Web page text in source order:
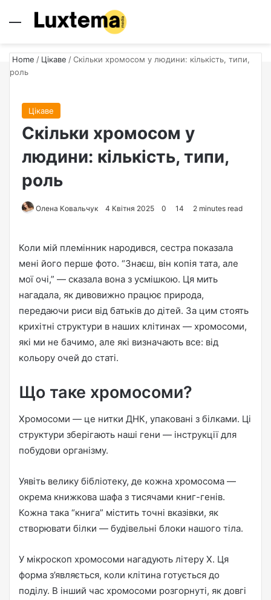
Menu
Home / Цікаве /Скільки хромосом у людини: кількість, типи,
роль
Цікаве
Скільки хромосом у
людини: кількість, типи,
роль
Олена Ковальчук
d
a
n
e
m
a
4 Квітня 2025 0 14 2 minutes read
Коли мій племінник народився, сестра показала
мені його перше фото. “Знаєш, він копія тата, але
мої очі,” — сказала вона з усмішкою. Ця мить
нагадала, як дивовижно працює природа,
передаючи риси від батьків до дітей. За цим стоять
крихітні структури в наших клітинах — хромосоми,
які ми не бачимо, але які визначають все: від
кольору очей до статі.
Що таке хромосоми?
Хромосоми — це нитки ДНК, упаковані з білками. Ці
структури зберігають наші гени — інструкції для
побудови організму.
Уявіть велику бібліотеку, де кожна хромосома —
окрема книжкова шафа з тисячами книг-генів.
Кожна така “книга” містить точні вказівки, як
створювати білки — будівельні блоки нашого тіла.
У мікроскоп хромосоми нагадують літеру X. Ця
форма з’являється, коли клітина готується до
поділу. В інший час хромосоми розгорнуті, як довгі